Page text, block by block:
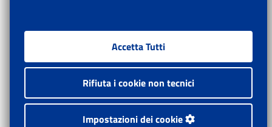
Accetta Tutti
Rifiuta i cookie non tecnici
Impostazioni dei cookie